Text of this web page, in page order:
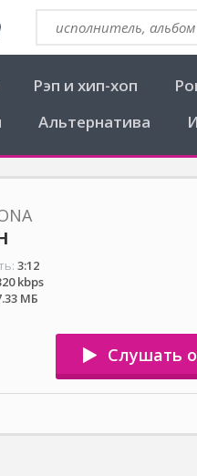
Рэп и хип-хоп
Альтернатива
3:12
kbps
МБ
Слушать